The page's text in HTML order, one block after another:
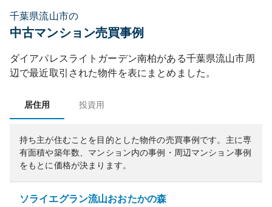
千葉県流山市の
中古マンション売買事例
ダイアパレスライトガーデン南柏がある千葉県流山市周
辺で最近取引された物件を表にまとめました。
居住用 投資用
持ち主が住むことを目的とした物件の売買事例です。 主に専
有面積や築年数、マンション内の事例・周辺マンション事例
をもとに価格が決まります。
ソライエグラン流山おおたかの森